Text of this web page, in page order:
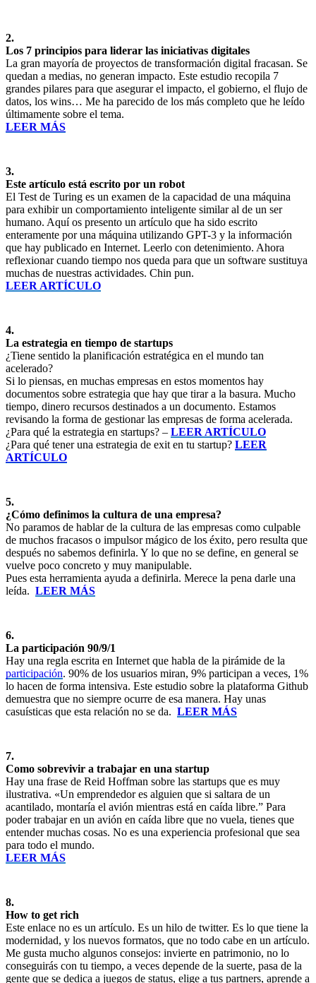
2.
Los 7 principios para liderar las iniciativas digitales
La gran mayoría de proyectos de transformación digital fracasan. Se
quedan a medias, no generan impacto. Este estudio recopila 7
grandes pilares para que asegurar el impacto, el gobierno, el flujo de
datos, los wins… Me ha parecido de los más completo que he leído
últimamente sobre el tema.
LEER MÁS
3.
Este artículo está escrito por un robot
El Test de Turing es un examen de la capacidad de una máquina
para exhibir un comportamiento inteligente similar al de un ser
humano. Aquí os presento un artículo que ha sido escrito
enteramente por una máquina utilizando GPT-3 y la información
que hay publicado en Internet. Leerlo con detenimiento. Ahora
reflexionar cuando tiempo nos queda para que un software sustituya
muchas de nuestras actividades. Chin pun.
LEER ARTÍCULO
4.
La estrategia en tiempo de startups
¿Tiene sentido la planificación estratégica en el mundo tan
acelerado?
Si lo piensas, en muchas empresas en estos momentos hay
documentos sobre estrategia que hay que tirar a la basura. Mucho
tiempo, dinero recursos destinados a un documento. Estamos
revisando la forma de gestionar las empresas de forma acelerada.
¿Para qué la estrategia en startups? – LEER ARTÍCULO
¿Para qué tener una estrategia de exit en tu startup? LEER
ARTÍCULO
5.
¿Cómo definimos la cultura de una empresa?
No paramos de hablar de la cultura de las empresas como culpable
de muchos fracasos o impulsor mágico de los éxito, pero resulta que
después no sabemos definirla. Y lo que no se define, en general se
vuelve poco concreto y muy manipulable.
Pues esta herramienta ayuda a definirla. Merece la pena darle una
leída. LEER MÁS
6.
La participación 90/9/1
Hay una regla escrita en Internet que habla de la pirámide de la
participación. 90% de los usuarios miran, 9% participan a veces, 1%
lo hacen de forma intensiva. Este estudio sobre la plataforma Github
demuestra que no siempre ocurre de esa manera. Hay unas
casuísticas que esta relación no se da. LEER MÁS
7.
Como sobrevivir a trabajar en una startup
Hay una frase de Reid Hoffman sobre las startups que es muy
ilustrativa. «Un emprendedor es alguien que si saltara de un
acantilado, montaría el avión mientras está en caída libre.” Para
poder trabajar en un avión en caída libre que no vuela, tienes que
entender muchas cosas. No es una experiencia profesional que sea
para todo el mundo.
LEER MÁS
8.
How to get rich
Este enlace no es un artículo. Es un hilo de twitter. Es lo que tiene la
modernidad, y los nuevos formatos, que no todo cabe en un artículo.
Me gusta mucho algunos consejos: invierte en patrimonio, no lo
conseguirás con tu tiempo, a veces depende de la suerte, pasa de la
gente que se dedica a juegos de status, elige a tus partners, aprende a